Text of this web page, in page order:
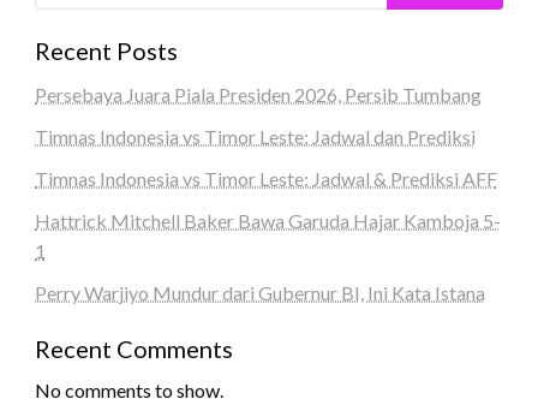
Recent Posts
Persebaya Juara Piala Presiden 2026, Persib Tumbang
Timnas Indonesia vs Timor Leste: Jadwal dan Prediksi
Timnas Indonesia vs Timor Leste: Jadwal & Prediksi AFF
Hattrick Mitchell Baker Bawa Garuda Hajar Kamboja 5-
1
Perry Warjiyo Mundur dari Gubernur BI, Ini Kata Istana
Recent Comments
No comments to show.